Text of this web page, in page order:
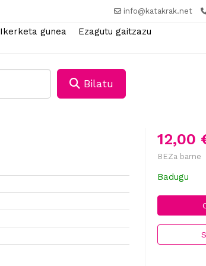
info@katakrak.net
Ikerketa gunea
Ezagutu gaitzazu
Bilatu
12,00
BEZa barne
Badugu